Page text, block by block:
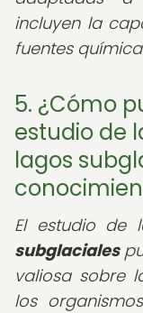
incluyen la
fuentes
5. ¿Cómo
estudio de
lagos
El estudio de
subglaciales
valiosa sobre
los